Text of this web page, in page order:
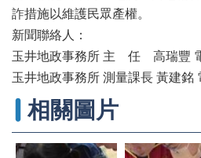
實
價
登
未
繼
承
詐措施以維護民眾產權。
新聞聯絡人：
玉井地政事務所 主 任 高瑞豐
玉井地政事務所 測量課長 黃建銘
相關圖片